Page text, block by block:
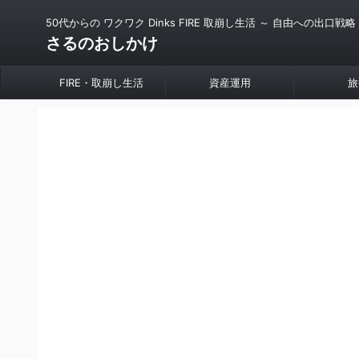
50代からの ワクワク Dinks FIRE 取崩し生活 ～ 自由への出口戦略
さるのおしかけ
FIRE・取崩し生活 資産運用